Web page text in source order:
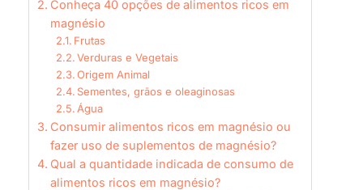
Conheça 40 opções de alimentos ricos em
magnésio
Frutas
Verduras e Vegetais
Origem Animal
Sementes, grãos e oleaginosas
Água
Consumir alimentos ricos em magnésio ou
fazer uso de suplementos de magnésio?
Qual a quantidade indicada de consumo de
alimentos ricos em magnésio?